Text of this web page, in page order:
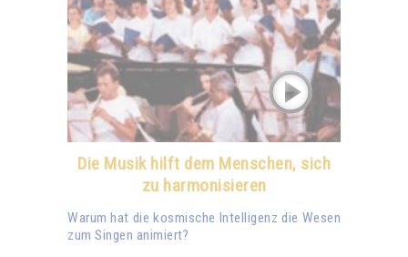
Die Musik hilft dem Menschen, sich
zu harmonisieren
Warum hat die kosmische Intelligenz die Wesen
zum Singen animiert?